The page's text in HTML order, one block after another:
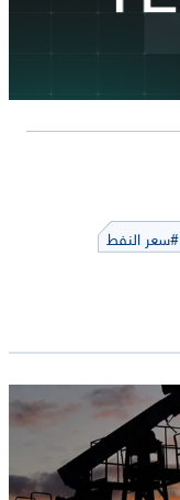
#سعر النفط